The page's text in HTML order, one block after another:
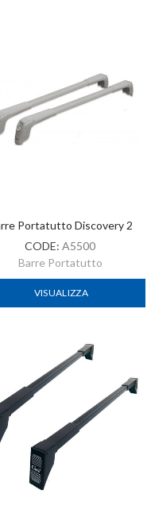
Portatutto Discovery 2
CODE: A5500
Barre Portatutto
VISUALIZZA